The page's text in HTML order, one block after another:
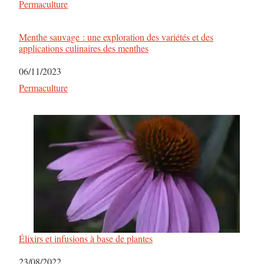
Par rapport à
Permaculture
Menthe sauvage : une exploration des variétés et des
applications culinaires des menthes
Date
06/11/2023
Par rapport à
Permaculture
Élixirs et infusions à base de plantes
Date
23/08/2022